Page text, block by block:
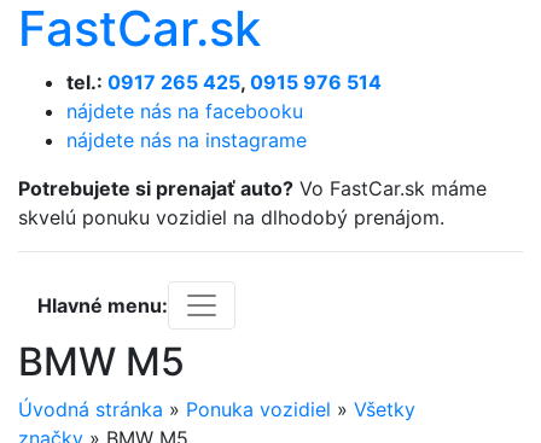
FastCar.sk
tel.: 0917 265 425, 0915 976 514
nájdete nás na facebooku
nájdete nás na instagrame
Potrebujete si prenajať auto? Vo FastCar.sk máme
skvelú ponuku vozidiel na dlhodobý prenájom.
Hlavné menu:
BMW M5
Úvodná stránka » Ponuka vozidiel » Všetky
značky » BMW M5